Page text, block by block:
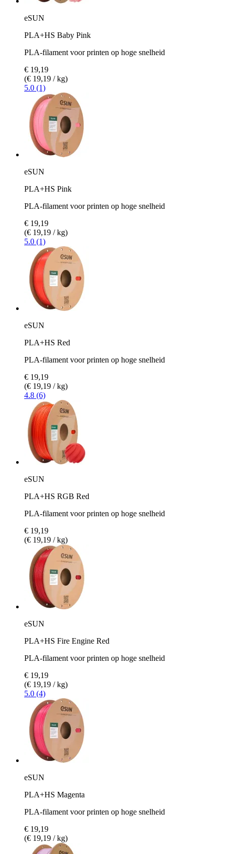
eSUN
PLA+HS Baby Pink
PLA-filament voor printen op hoge snelheid
€ 19,19
(€ 19,19 / kg)
5.0 (1)
eSUN
PLA+HS Pink
PLA-filament voor printen op hoge snelheid
€ 19,19
(€ 19,19 / kg)
5.0 (1)
eSUN
PLA+HS Red
PLA-filament voor printen op hoge snelheid
€ 19,19
(€ 19,19 / kg)
4.8 (6)
eSUN
PLA+HS RGB Red
PLA-filament voor printen op hoge snelheid
€ 19,19
(€ 19,19 / kg)
eSUN
PLA+HS Fire Engine Red
PLA-filament voor printen op hoge snelheid
€ 19,19
(€ 19,19 / kg)
5.0 (4)
eSUN
PLA+HS Magenta
PLA-filament voor printen op hoge snelheid
€ 19,19
(€ 19,19 / kg)